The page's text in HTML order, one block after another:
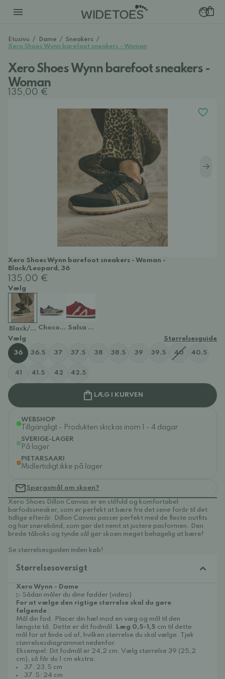
Etusivu / Dame / Sneakers /
Xero Shoes Wynn barefoot sneakers - Woman
Xero Shoes Wynn barefoot sneakers -
Woman
135,00 €
Xero Shoes Wynn barefoot sneakers - Woman -
Black/Leopard, 36
135,00 €
Vælg
Black/LeopardChocolate Houndstooth
Salsa Red
Vælg
Størrelsesguide
36 36.5 37 37.5 38 38.5 39 39.5 40 40.5
41 41.5 42 42.5
LÆG I KURVEN
WEBSHOP
Tillgängligt - Produkten skickas inom 1 - 4 dagar
SVERIGE-LAGER
På lager
PIETARSAARI
Midlertidigt ikke på lager
Spørgsmål om skoen?
Xero Shoes Dillon Canvas er en stilfuld og komfortabel
barfodssneaker, som er perfekt at bære fra det sene forår til det
tidlige efterår. Dillon Canvas passer perfekt med de fleste outfits
og har snørebånd, som gør det nemt at justere pasformen. Den
brede tåboks og tynde sål gør skoen meget behagelig at bære!
Se størrelsesguiden inden køb!
Størrelsesoversigt
Xero Wynn - Dame
▷ Sådan måler du dine fødder (video)
For at vælge den rigtige størrelse skal du gøre
følgende :
Mål din fod. Placer din hæl mod en væg og mål til den
længste tå. Dette er dit fodmål.
Læg 0,5-1,5 cm til dette
mål for at finde ud af, hvilken størrelse du skal vælge. Tjek
størrelsesdiagrammet nedenfor.
Eksempel: Dit fodmål er 24,2 cm. Vælg størrelse 39 (25,2
cm), så får du 1 cm ekstra.
37: 23.5 cm
37.5: 24 cm